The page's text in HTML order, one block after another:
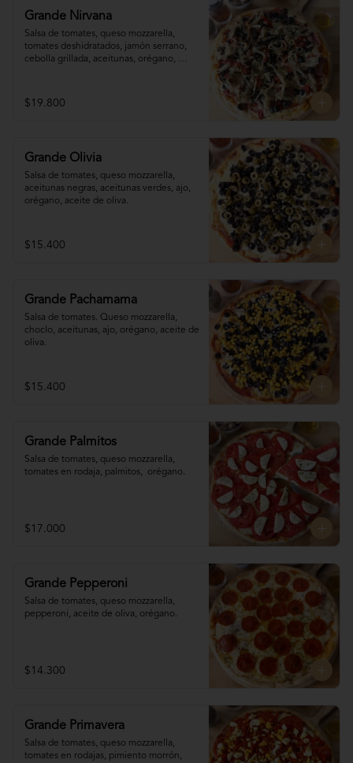
Grande Nirvana
Salsa de tomates, queso mozzarella,
tomates deshidratados, jamón serrano,
cebolla grillada, aceitunas, orégano,
$19.800
Grande Olivia
Salsa de tomates, queso mozzarella,
aceitunas negras, aceitunas verdes, ajo,
orégano, aceite de oliva.
$15.400
Grande Pachamama
Salsa de tomates. Queso mozzarella,
choclo, aceitunas, ajo, orégano, aceite de
oliva.
$15.400
Grande Palmitos
Salsa de tomates, queso mozzarella,
tomates en rodaja, palmitos,  orégano.
$17.000
Grande Pepperoni
Salsa de tomates, queso mozzarella,
pepperoni, aceite de oliva, orégano.
$14.300
Grande Primavera
Salsa de tomates, queso mozzarella,
tomates en rodajas, pimiento morrón,